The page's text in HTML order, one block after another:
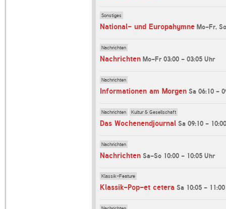
Sonstiges
National- und Europahymne Mo-Fr,
Nachrichten
Nachrichten Mo-Fr 03:00 - 03:05 Uhr
Nachrichten
Informationen am Morgen Sa 06:10 -
Nachrichten Kultur & Gesellschaft
Das Wochenendjournal Sa 09:10 -
Nachrichten
Nachrichten Sa-So 10:00 - 10:05 Uhr
Klassik-Feature
Klassik-Pop-et cetera Sa 10:05 -